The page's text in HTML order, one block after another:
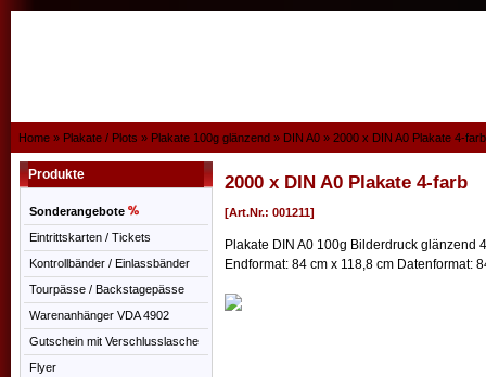
Home » Plakate / Plots » Plakate 100g glänzend » DIN A0 » 2000 x DIN A0 Plakate 4-farb
Produkte
Sonderangebote
Eintrittskarten / Tickets
Kontrollbänder / Einlassbänder
Tourpässe / Backstagepässe
Warenanhänger VDA 4902
Gutschein mit Verschlusslasche
Flyer
2000 x DIN A0 Plakate 4-farb
[Art.Nr.: 001211]
Plakate DIN A0 100g Bilderdruck glänzend
Endformat: 84 cm x 118,8 cm Datenformat: